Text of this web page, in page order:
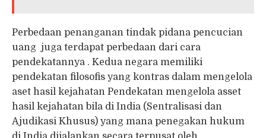
Perbedaan penanganan tindak pidana pencucian
uang juga terdapat perbedaan dari cara
pendekatannya . Kedua negara memiliki
pendekatan filosofis yang kontras dalam mengelola
aset hasil kejahatan Pendekatan mengelola asset
hasil kejahatan bila di India (Sentralisasi dan
Ajudikasi Khusus) yang mana penegakan hukum